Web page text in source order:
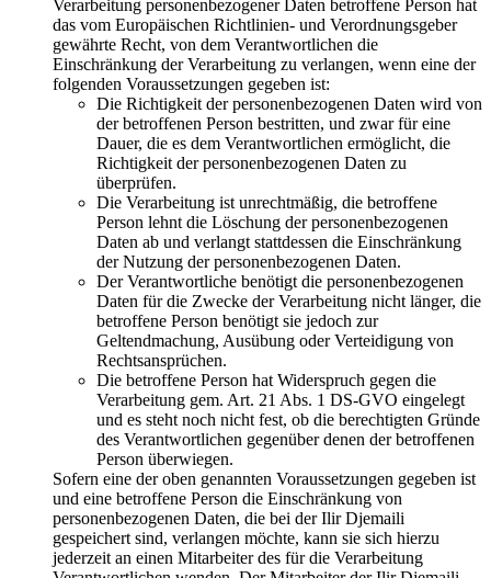
Verarbeitung personenbezogener Daten betroffene Person hat
das vom Europäischen Richtlinien- und Verordnungsgeber
gewährte Recht, von dem Verantwortlichen die
Einschränkung der Verarbeitung zu verlangen, wenn eine der
folgenden Voraussetzungen gegeben ist:
Die Richtigkeit der personenbezogenen Daten wird von
der betroffenen Person bestritten, und zwar für eine
Dauer, die es dem Verantwortlichen ermöglicht, die
Richtigkeit der personenbezogenen Daten zu
überprüfen.
Die Verarbeitung ist unrechtmäßig, die betroffene
Person lehnt die Löschung der personenbezogenen
Daten ab und verlangt stattdessen die Einschränkung
der Nutzung der personenbezogenen Daten.
Der Verantwortliche benötigt die personenbezogenen
Daten für die Zwecke der Verarbeitung nicht länger, die
betroffene Person benötigt sie jedoch zur
Geltendmachung, Ausübung oder Verteidigung von
Rechtsansprüchen.
Die betroffene Person hat Widerspruch gegen die
Verarbeitung gem. Art. 21 Abs. 1 DS-GVO eingelegt
und es steht noch nicht fest, ob die berechtigten Gründe
des Verantwortlichen gegenüber denen der betroffenen
Person überwiegen.
Sofern eine der oben genannten Voraussetzungen gegeben ist
und eine betroffene Person die Einschränkung von
personenbezogenen Daten, die bei der Ilir Djemaili
gespeichert sind, verlangen möchte, kann sie sich hierzu
jederzeit an einen Mitarbeiter des für die Verarbeitung